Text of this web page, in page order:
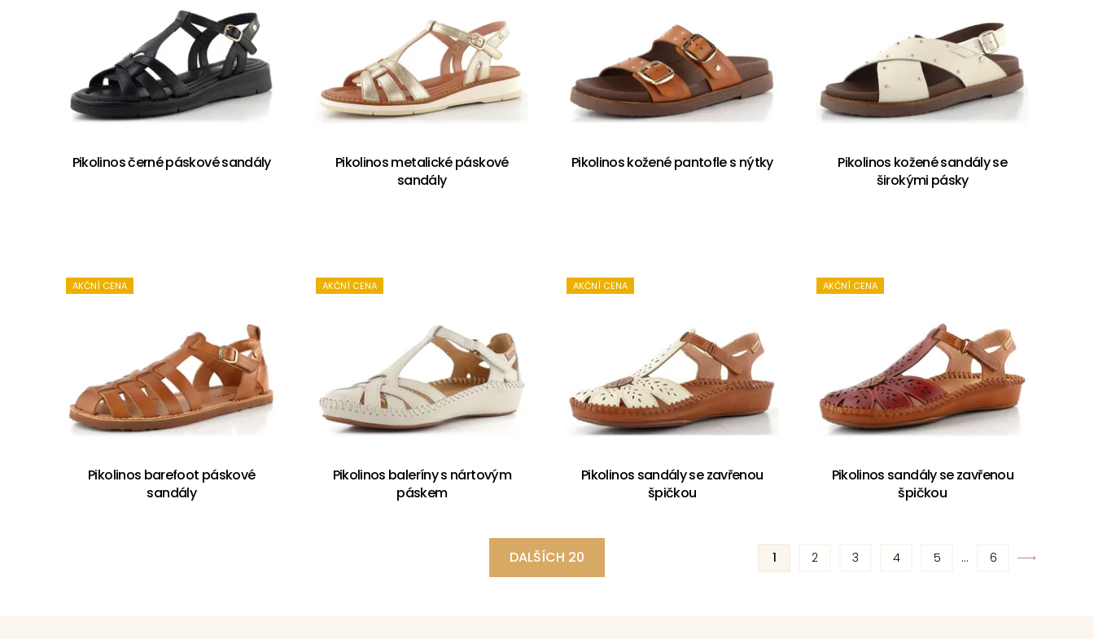
Pikolinos černé páskové sandály
Pikolinos metalické páskové
sandály
Pikolinos kožené pantofle s nýtky
Pikolinos kožené sandály se
širokými pásky
AKČNÍ CENA
Pikolinos barefoot páskové
sandály
AKČNÍ CENA
Pikolinos baleríny s nártovým
páskem
AKČNÍ CENA
Pikolinos sandály se zavřenou
špičkou
AKČNÍ CENA
Pikolinos sandály se zavřenou
špičkou
1 2 3 4 5 ... 6
DALŠÍCH 20